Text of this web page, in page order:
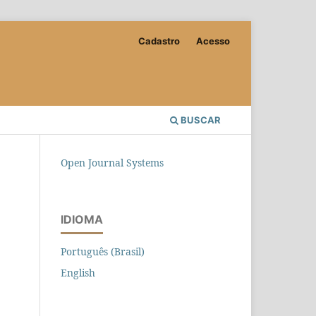
BUSCAR
Cadastro Acesso
Open Journal Systems
IDIOMA
Português (Brasil)
English